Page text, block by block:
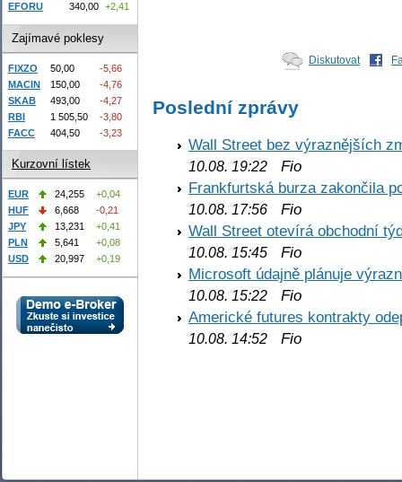
Diskutovat
Poslední zprávy
Wall Street bez výraznějších
10.08. 19:22 Fio
Frankfurtská burza zakončila
10.08. 17:56 Fio
Wall Street otevírá obchodní
10.08. 15:45 Fio
Microsoft údajně plánuje
10.08. 15:22 Fio
Americké futures kontrakty
10.08. 14:52 Fio
EFORU
340,00 +2,41
Zajímavé poklesy
FIXZO 50,00
-5,66
MACIN
150,00
-4,76
SKAB
493,00
-4,27
RBI
1 505,50
-3,80
FACC
404,50 -3,23
Kurzovní lístek
EUR 24,255
+0,04
HUF
6,668
-0,21
JPY
13,231
+0,41
PLN
5,641
+0,08
USD
20,997 +0,19